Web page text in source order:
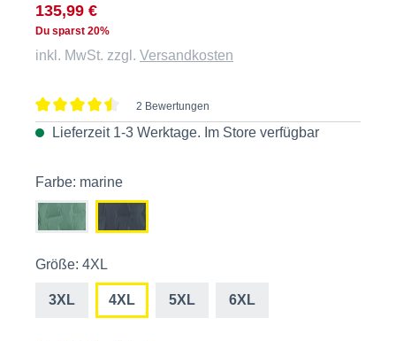
135,99 €
Du sparst 20%
inkl. MwSt. zzgl. Versandkosten
Durchschnittliche Bewertung von 4.5 von 5 Sternen
2 Bewertungen
Lieferzeit 1-3 Werktage. Im Store verfügbar
Farbe: marine
Größe: 4XL
3XL 4XL 5XL 6XL